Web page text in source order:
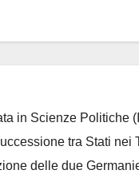
in Scienze Politiche
tra Stati nei
delle due